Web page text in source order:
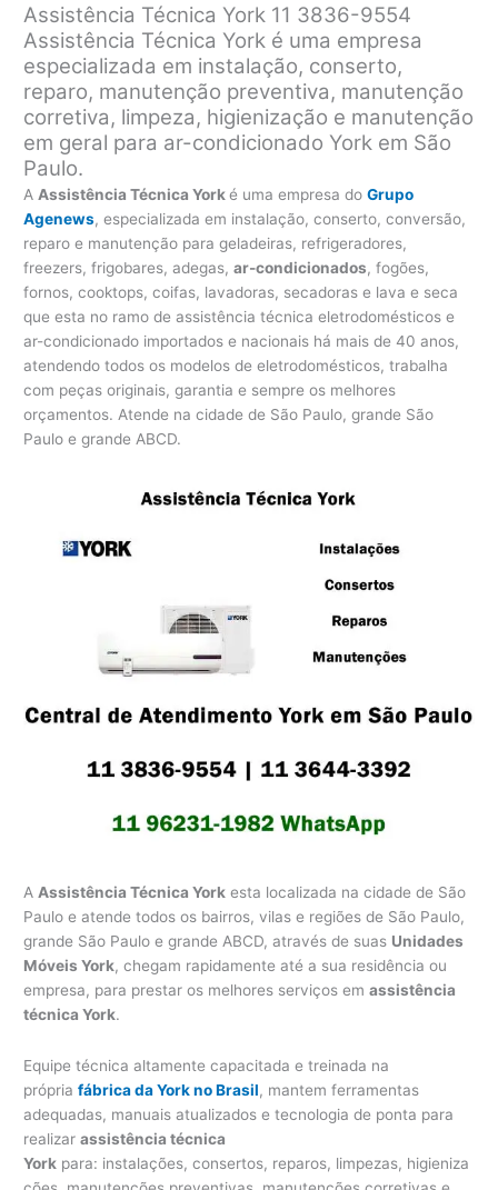
Assistência Técnica York 11 3836-9554
Assistência Técnica York é uma empresa
especializada em instalação, conserto,
reparo, manutenção preventiva, manutenção
corretiva, limpeza, higienização e manutenção
em geral para ar-condicionado York em São
Paulo.
A Assistência Técnica Yorké uma empresa doGrupo
Agenews, especializada em instalação, conserto, conversão,
reparo e manutenção para geladeiras, refrigeradores,
freezers, frigobares, adegas,ar-condicionados, fogões,
fornos, cooktops, coifas, lavadoras, secadoras e lava e seca
que esta no ramo de assistência técnica eletrodomésticos e
ar-condicionado importados e nacionais há mais de 40 anos,
atendendo todos os modelos de eletrodomésticos, trabalha
com peças originais, garantia e sempre os melhores
orçamentos. Atende na cidade de São Paulo, grande São
Paulo e grande ABCD.
A Assistência Técnica York esta localizada na cidade de São
Paulo e atende todos os bairros, vilas e regiões de São Paulo,
grande São Paulo e grande ABCD, através de suas Unidades
Móveis York, chegam rapidamente até a sua residência ou
empresa, para prestar os melhores serviços emassistência
técnica York.
Equipe técnica altamente capacitada e treinada na
própriafábrica da York no Brasil, mantem ferramentas
adequadas, manuais atualizados e tecnologia de ponta para
realizarassistência técnica
York para: instalações, consertos, reparos, limpezas, higieniza